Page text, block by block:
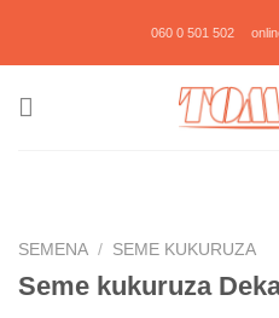
060 0 501 502
SEMENA / SEME KUKURUZA
Seme kukuruza